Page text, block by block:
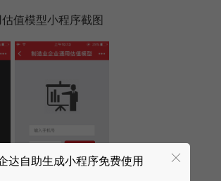
值模型小程序截图
达自助生成小程序免费使用